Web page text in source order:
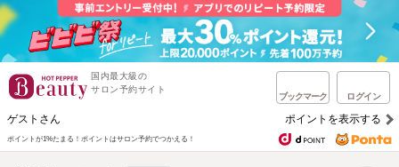
国内最大級の
サロン予約サイト
ブックマーク ログイン
ゲストさん ポイントを表示する
ポイントが1%たまる！ ポイントはサロン予約でつかえる！